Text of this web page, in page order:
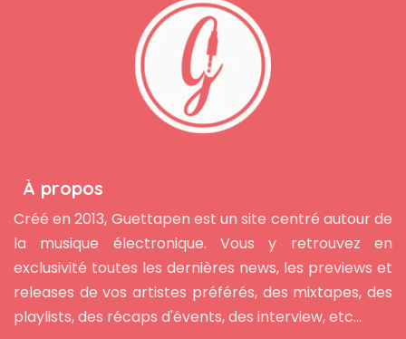
À propos
Créé en 2013, Guettapen est un site centré autour de
la musique électronique. Vous y retrouvez en
exclusivité toutes les dernières news, les previews et
releases de vos artistes préférés, des mixtapes, des
playlists, des récaps d'évents, des interview, etc...